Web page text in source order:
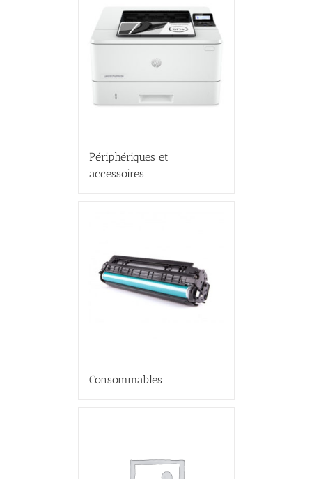
Périphériques et
accessoires
Consommables